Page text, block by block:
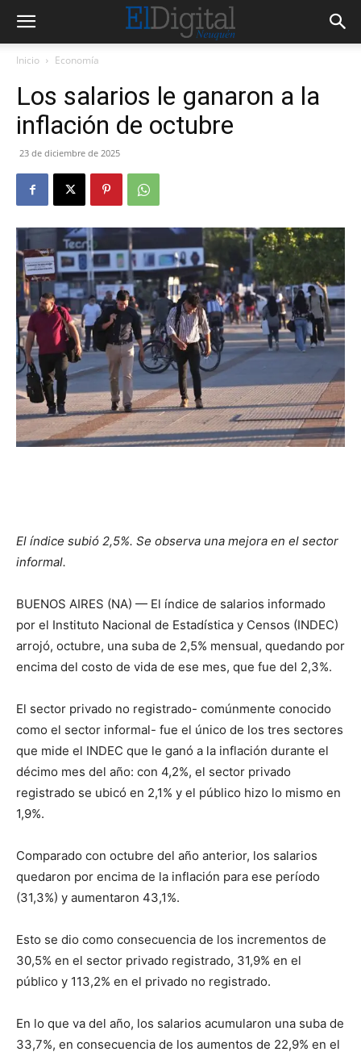
Inicio Economía
Los salarios le ganaron a la
inflación de octubre
23 de diciembre de 2025
El índice subió 2,5%. Se observa una mejora en el sector
informal.
BUENOS AIRES (NA) — El índice de salarios informado
por el Instituto Nacional de Estadística y Censos (INDEC)
arrojó, octubre, una suba de 2,5% mensual, quedando por
encima del costo de vida de ese mes, que fue del 2,3%.
El sector privado no registrado- comúnmente conocido
como el sector informal- fue el único de los tres sectores
que mide el INDEC que le ganó a la inflación durante el
décimo mes del año: con 4,2%, el sector privado
registrado se ubicó en 2,1% y el público hizo lo mismo en
1,9%.
Comparado con octubre del año anterior, los salarios
quedaron por encima de la inflación para ese período
(31,3%) y aumentaron 43,1%.
Esto se dio como consecuencia de los incrementos de
30,5% en el sector privado registrado, 31,9% en el
público y 113,2% en el privado no registrado.
En lo que va del año, los salarios acumularon una suba de
33,7%, en consecuencia de los aumentos de 22,9% en el